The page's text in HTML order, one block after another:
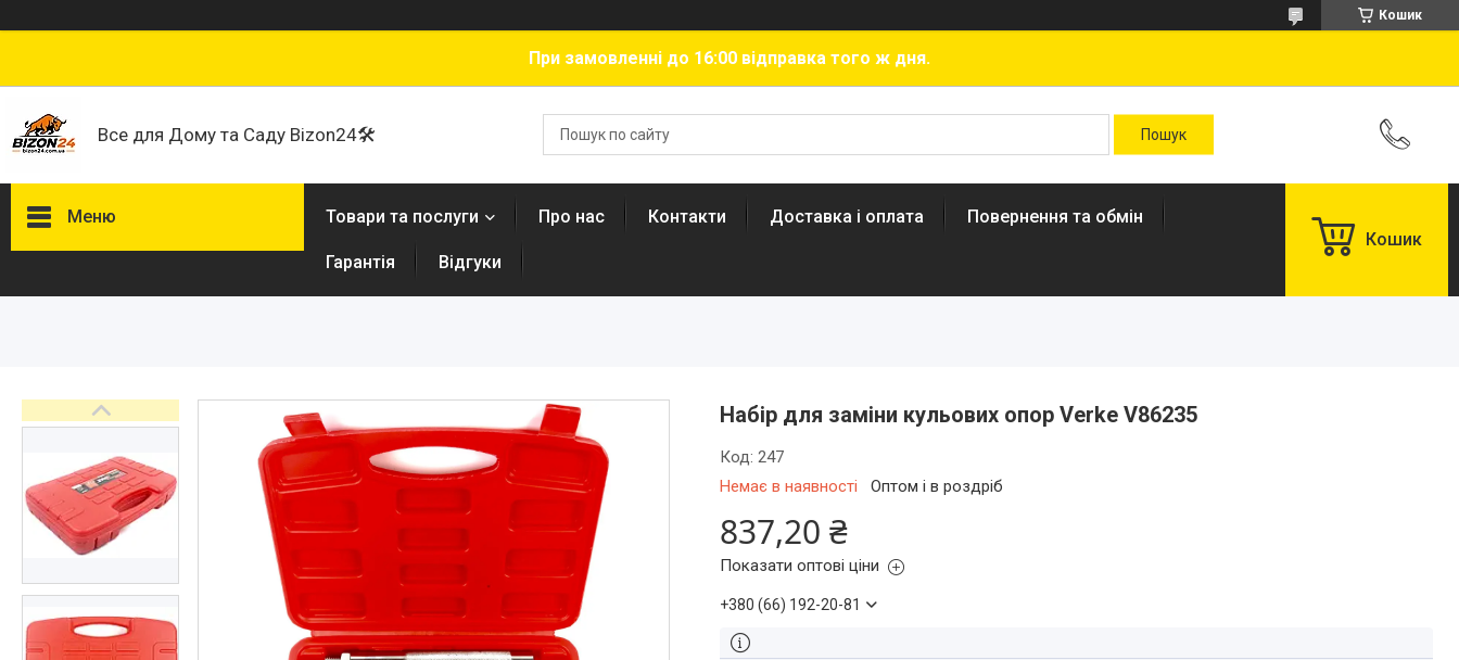
Кошик
При замовленні до 16:00 відправка того ж дня.
Все для Дому та Саду Bizon24🛠
Меню Товари та послуги Про нас Контакти Доставка і оплата Повернення та обмін
Гарантія Відгуки
Кошик
Набір для заміни кульових опор Verke V86235
Немає в наявності Оптом і в роздріб
Код: 247
837,20 ₴
Показати оптові ціни
+380 (66) 192-20-81